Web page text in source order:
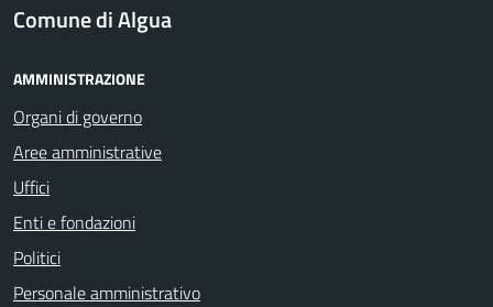
Comune di Algua
AMMINISTRAZIONE
Organi di governo
Aree amministrative
Uffici
Enti e fondazioni
Politici
Personale amministrativo